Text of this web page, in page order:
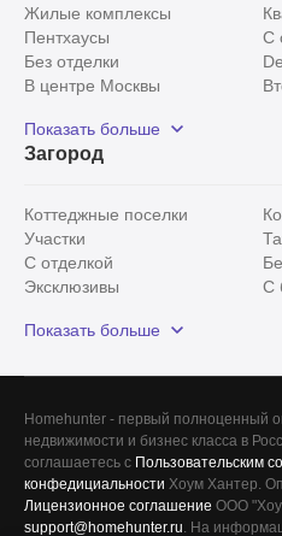
Жилые комплексы
Пентхаусы
С
Без отделки
В центре Москвы
Рядом с парком
С панорамными окнами
Показать больше
Загород
Коттеджные поселки
Участки
С отделкой
Эксклюзивы
С
Красногорский район
Показать больше
Homehunter - первый полноценный
недвижимости и бизнес класса в
соглашаетесь с Пользовательским
конфедициальности Хоум Хантер.
Лицензионное соглашение ООО
support@homehunter.ru. На
Сегодня
Вчера